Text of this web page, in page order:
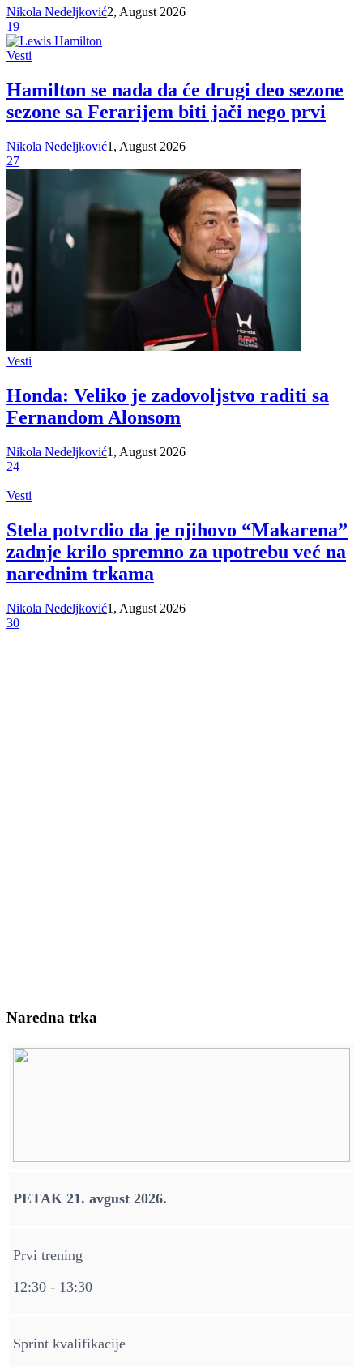
Nikola Nedeljković2, August 2026
19
Vesti
Hamilton se nada da će drugi deo sezone
sezone sa Ferarijem biti jači nego prvi
Nikola Nedeljković1, August 2026
27
Vesti
Honda: Veliko je zadovoljstvo raditi sa
Fernandom Alonsom
Nikola Nedeljković1, August 2026
24
Vesti
Stela potvrdio da je njihovo “Makarena”
zadnje krilo spremno za upotrebu već na
narednim trkama
Nikola Nedeljković1, August 2026
30
Naredna trka
PETAK 21. avgust 2026.
Prvi trening
12:30 - 13:30
Sprint kvalifikacije